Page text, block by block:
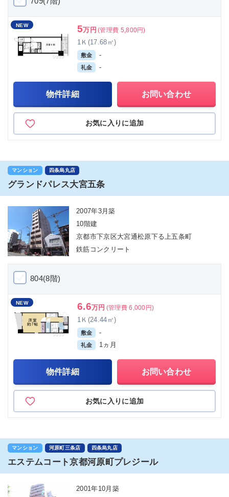
NEW 5万円 (管理費 5,800円)
1Ｋ(17.68㎡)
敷金 -
礼金 -
物件詳細 お問い合わせ
お気に入りに追加
マンション 四条烏丸店
グランドパレス大宮五条
2007年3月築
10階建
京都市下京区大宮通松原下る上五条町
鉄筋コンクリート
804(8階)
NEW 6.6万円 (管理費 6,000円)
1Ｋ(24.44㎡)
敷金 -
礼金 1ヵ月
物件詳細 お問い合わせ
お気に入りに追加
マンション 河原町三条店 四条烏丸店
エステムコート京都河原町プレジール
2001年10月築